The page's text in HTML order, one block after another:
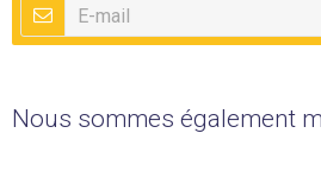
Nous sommes également